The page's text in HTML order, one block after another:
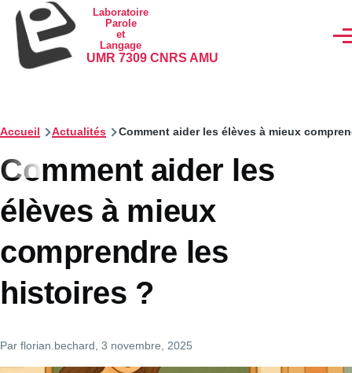
Aller au contenu principal
Laboratoire
Parole
et
Langage
UMR 7309 CNRS AMU
Accueil Actualités Comment aider les élèves à mieux
Comment aider les
élèves à mieux
comprendre les
histoires ?
Par florian.bechard , 3 novembre, 2025